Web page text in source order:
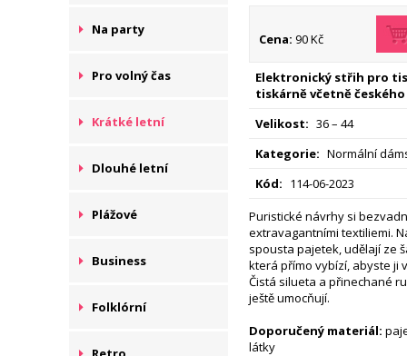
Na party
Pro volný čas
Krátké letní
Dlouhé letní
Plážové
Business
Folklórní
Cena: 90 Kč
Elektronický střih pro
tiskárně včetně českého
Velikost: 36 – 44
Kategorie: Normální
Kód: 114-06-2023
Puristické návrhy si
extravagantními textiliemi.
spousta pajetek, udělají ze
která přímo vybízí, abyste ji
Čistá silueta a přinechané
ještě umocňují.
Doporučený materiál:
látky